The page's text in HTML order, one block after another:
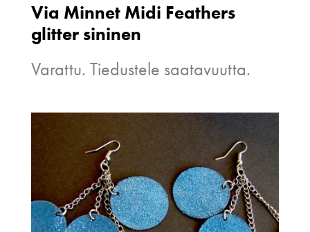
Via Minnet Midi Feathers
glitter sininen
Varattu. Tiedustele saatavuutta.